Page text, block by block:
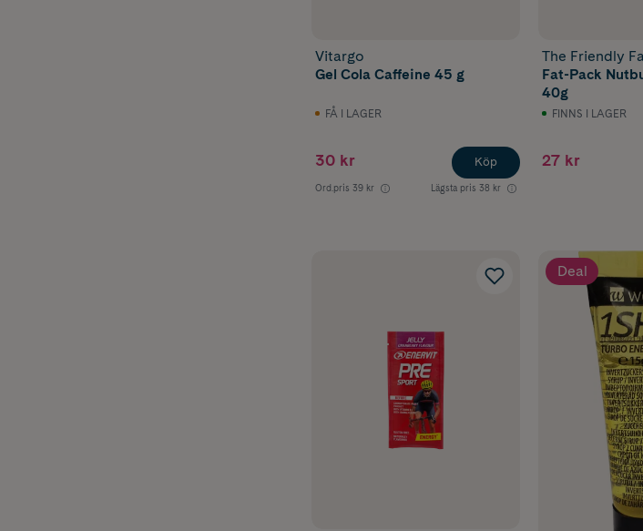
Vitargo
Gel Cola Caffeine 45 g
FÅ I LAGER
30 kr
Ord.pris 39 kr Lägsta pris 38 kr
Köp
The Friendly
Fat-Pack
40g
FINNS I LAGER
27 kr
Deal